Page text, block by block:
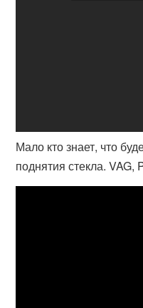
Мало кто знает, что
поднятия стекла. VAG,